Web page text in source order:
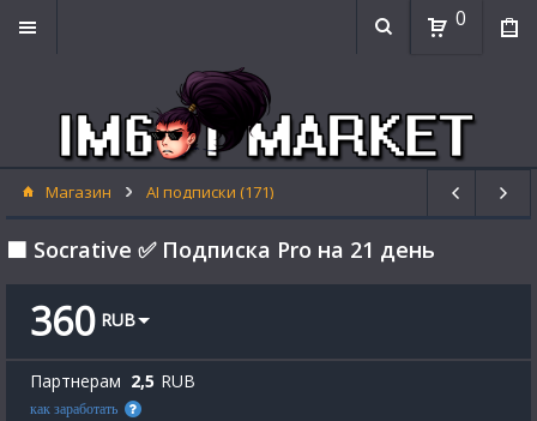
0
Магазин AI подписки (171)
🟧 Socrative ✅ Подписка Pro на 21 день
360 RUB
Партнерам 2,5 RUB
как заработать